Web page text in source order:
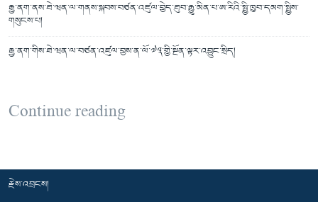
རྒྱ་ནག་ནས་ཐེ་ཝན་ལ་གནས་སྐབས་བཙན་འཛུལ་བྱེད་ཐུབ་རྒྱུ་མིན་པ་ཨ་རིའི་སྤྱི་ཁྱབ་དམག་སྤྱིས་
གསུངས་པ།
རྒྱ་ནག་གིས་ཐེ་ཝན་ལ་བཙན་འཛུལ་བྱས་ན་ལོ་༧༣་གྱི་སྔོན་ལྟར་འབྱུང་སྲིད།
Continue reading
རྗེས་འབྲངས།